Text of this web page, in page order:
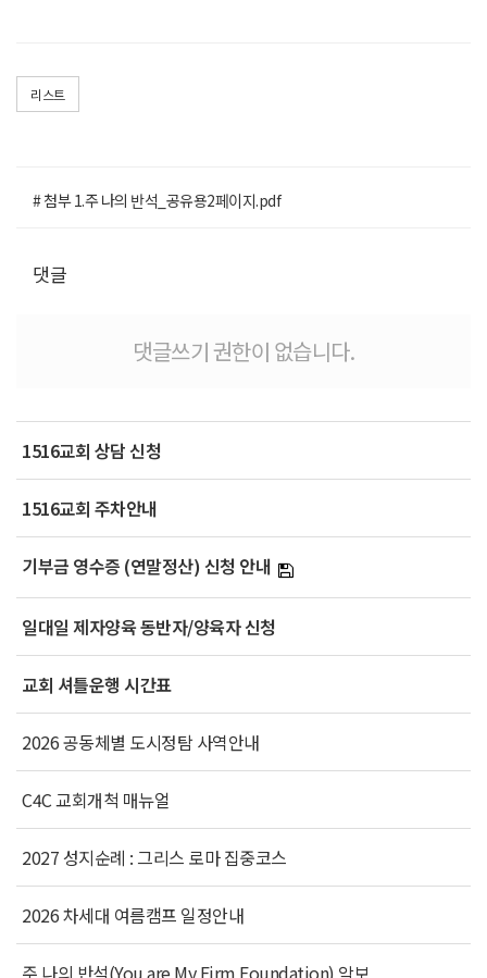
리스트
# 첨부 1.주 나의 반석_공유용2페이지.pdf
댓글
댓글쓰기 권한이 없습니다.
1516교회 상담 신청
1516교회 주차안내
기부금 영수증 (연말정산) 신청 안내
일대일 제자양육 동반자/양육자 신청
교회 셔틀운행 시간표
2026 공동체별 도시정탐 사역안내
C4C 교회개척 매뉴얼
2027 성지순례 : 그리스 로마 집중코스
2026 차세대 여름캠프 일정안내